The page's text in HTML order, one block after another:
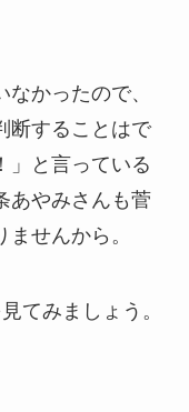
かったので、
断することはで
」と言っている
あやみさんも菅
せんから。
てみましょう。